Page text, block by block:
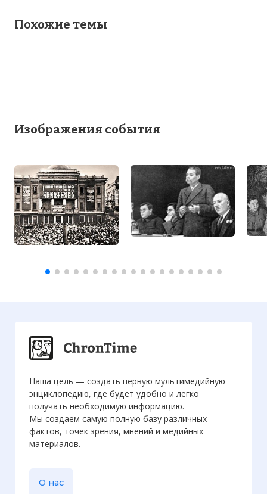
Похожие темы
Изображения события
Наша цель — создать первую мультимедийную
энциклопедию, где будет удобно и легко
получать необходимую информацию.
Мы создаем самую полную базу различных
фактов, точек зрения, мнений и медийных
материалов.
О нас